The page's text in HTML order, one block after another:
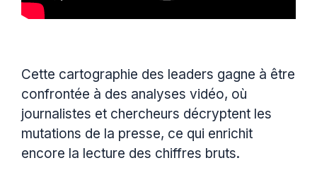
Cette cartographie des leaders gagne à être
confrontée à des analyses vidéo, où
journalistes et chercheurs décryptent les
mutations de la presse, ce qui enrichit
encore la lecture des chiffres bruts.